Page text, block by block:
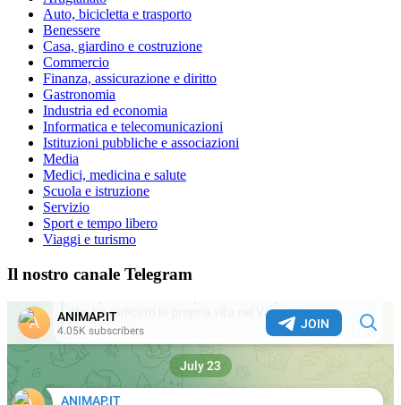
Auto, bicicletta e trasporto
Benessere
Casa, giardino e costruzione
Commercio
Finanza, assicurazione e diritto
Gastronomia
Industria ed economia
Informatica e telecomunicazioni
Istituzioni pubbliche e associazioni
Media
Medici, medicina e salute
Scuola e istruzione
Servizio
Sport e tempo libero
Viaggi e turismo
Il nostro canale Telegram